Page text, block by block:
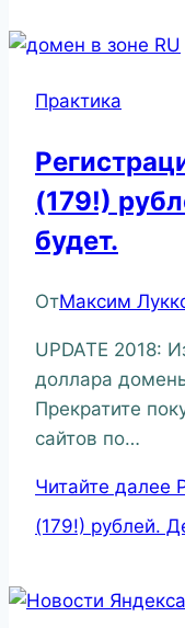
Практика
(179!)
будет.
ОтМаксим
UPDATE 2018:
доллара
Прекратите
сайтов по…
Читайте далее
(179!) рублей.